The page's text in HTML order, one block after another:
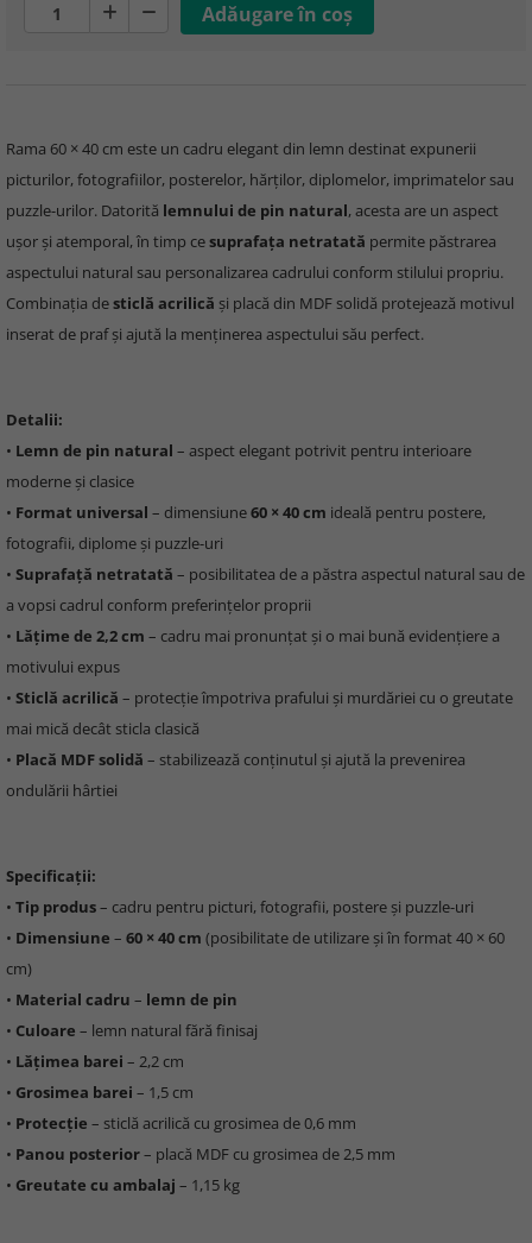
Rama 60 × 40 cm este un cadru elegant din lemn destinat expunerii
picturilor, fotografiilor, posterelor, hărților, diplomelor, imprimatelor sau
puzzle-urilor. Datorită lemnului de pin natural, acesta are un aspect
ușor și atemporal, în timp cesuprafața netratată permite păstrarea
aspectului natural sau personalizarea cadrului conform stilului propriu.
Combinația desticlă acrilică și placă din MDF solidă protejează motivul
inserat de praf și ajută la menținerea aspectului său perfect.
Detalii:
• Lemn de pin natural – aspect elegant potrivit pentru interioare
moderne și clasice
• Format universal – dimensiune60 × 40 cm ideală pentru postere,
fotografii, diplome și puzzle-uri
• Suprafață netratată – posibilitatea de a păstra aspectul natural sau de
a vopsi cadrul conform preferințelor proprii
• Lățime de 2,2 cm – cadru mai pronunțat și o mai bună evidențiere a
motivului expus
• Sticlă acrilică – protecție împotriva prafului și murdăriei cu o greutate
mai mică decât sticla clasică
• Placă MDF solidă – stabilizează conținutul și ajută la prevenirea
ondulării hârtiei
Specificații:
• Tip produs– cadru pentru picturi, fotografii, postere și puzzle-uri
• Dimensiune – 60 × 40 cm (posibilitate de utilizare și în format 40 × 60
cm)
• Material cadru – lemn de pin
• Culoare – lemn natural fără finisaj
• Lățimea barei – 2,2 cm
• Grosimea barei – 1,5 cm
• Protecție – sticlă acrilică cu grosimea de 0,6 mm
• Panou posterior– placă MDF cu grosimea de 2,5 mm
• Greutate cu ambalaj – 1,15 kg